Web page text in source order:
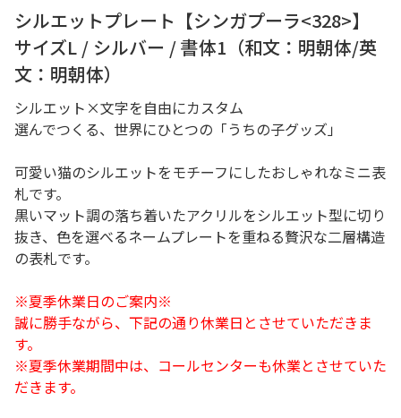
シルエットプレート【シンガプーラ<328>】
サイズL / シルバー / 書体1（和文：明朝体/英
文：明朝体）
シルエット×文字を自由にカスタム
選んでつくる、世界にひとつの「うちの子グッズ」
可愛い猫のシルエットをモチーフにしたおしゃれなミニ表
札です。
黒いマット調の落ち着いたアクリルをシルエット型に切り
抜き、色を選べるネームプレートを重ねる贅沢な二層構造
の表札です。
※夏季休業日のご案内※
誠に勝手ながら、下記の通り休業日とさせていただきま
す。
※夏季休業期間中は、コールセンターも休業とさせていた
だきます。